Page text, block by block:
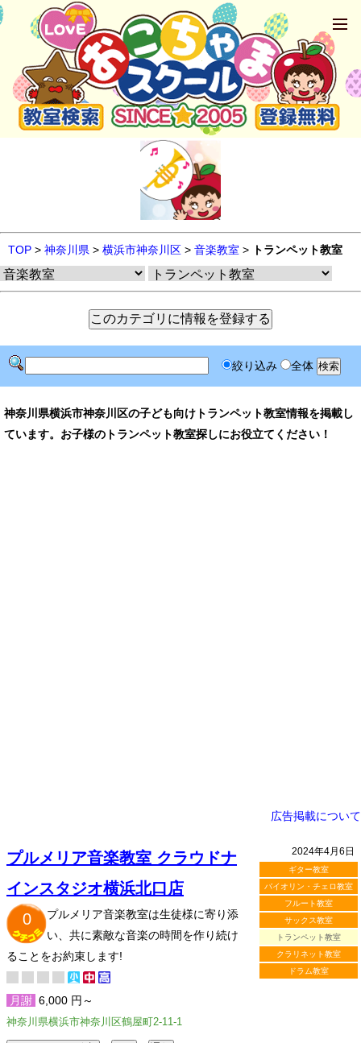
TOP > 神奈川県 > 横浜市神奈川区 > 音楽教室 > トランペット教室
絞り込み 全体
神奈川県横浜市神奈川区の子ども向けトランペット教室情報を掲載し
ています。お子様のトランペット教室探しにお役立てください！
広告掲載について
2024年4月6日
ギター教室
バイオリン・チェロ教室
フルート教室
サックス教室
トランペット教室
クラリネット教室
ドラム教室
プルメリア音楽教室 クラウドナ
インスタジオ横浜北口店
0
プルメリア音楽教室は生徒様に寄り添
い、共に素敵な音楽の時間を作り続け
ることをお約束します!
月謝 6,000 円～
神奈川県横浜市神奈川区鶴屋町2-11-1